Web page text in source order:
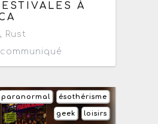
À
Rust
ésothérisme
paranormal
loisirs
geek